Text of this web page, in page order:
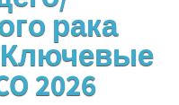
рака
2026